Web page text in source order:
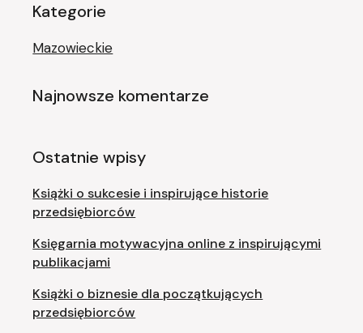
Kategorie
Mazowieckie
Najnowsze komentarze
Ostatnie wpisy
Książki o sukcesie i inspirujące historie
przedsiębiorców
Księgarnia motywacyjna online z inspirującymi
publikacjami
Książki o biznesie dla początkujących
przedsiębiorców